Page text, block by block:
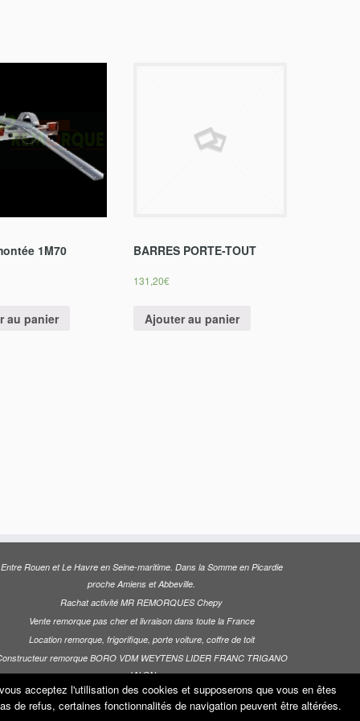
1M70
au panier
BARRES PORTE-TOUT
131,20€
Ajouter au panier
Entre Rouen et Le Havre en Seine-maritime. Dans la Somme en Picardie
proche Amiens et Abbeville.
Rachat activité MR REMORQUES Chepy
Vente remorque pas cher et livraison dans toute la France
Location remorque, frigorifique, porte voiture, coffre de toit
remorque BORO VDM WEYTENS LIDER FRANC TRIGANO
JALON
acceptez l'utilisation des cookies et supposerons que vous en êtes
de refus, certaines fonctionnalités de navigation peuvent être altérées.